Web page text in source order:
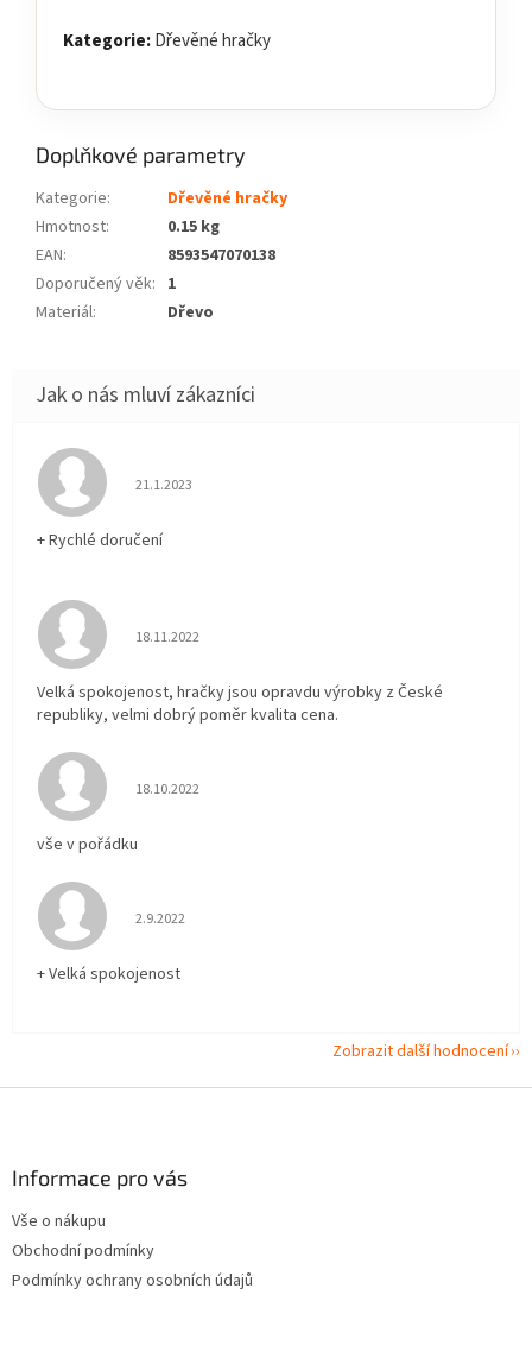
Kategorie:Dřevěné hračky
Doplňkové parametry
Kategorie:
Dřevěné hračky
Hmotnost:
0.15 kg
EAN:
8593547070138
Doporučený věk: 1
Materiál: Dřevo
Hodnocení obchodu je 5 z 5 hvězdiček.
21.1.2023
+ Rychlé doručení
Hodnocení obchodu je 5 z 5 hvězdiček.
18.11.2022
Velká spokojenost, hračky jsou opravdu výrobky z České
republiky, velmi dobrý poměr kvalita cena.
Hodnocení obchodu je 5 z 5 hvězdiček.
18.10.2022
vše v pořádku
Hodnocení obchodu je 5 z 5 hvězdiček.
2.9.2022
+ Velká spokojenost
Zobrazit další hodnocení
Informace pro vás
Vše o nákupu
Obchodní podmínky
Podmínky ochrany osobních údajů